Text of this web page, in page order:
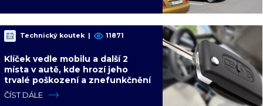
Technický koutek | 11871
Klíček vedle mobilu a další 2
místa v autě, kde hrozí jeho
trvalé poškození a znefunkčnění
ČÍST DÁLE